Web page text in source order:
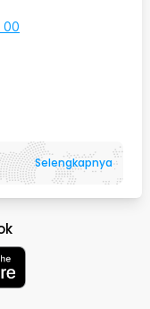
00
Selengkapnya